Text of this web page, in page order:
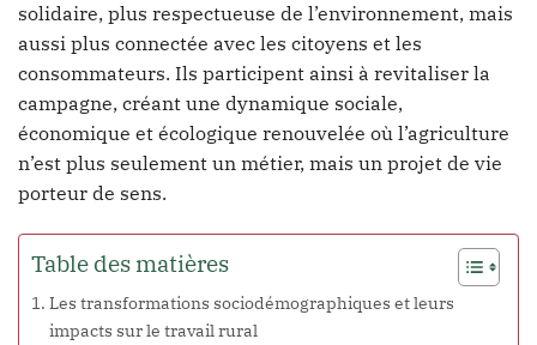
solidaire, plus respectueuse de l’environnement, mais
aussi plus connectée avec les citoyens et les
consommateurs. Ils participent ainsi à revitaliser la
campagne, créant une dynamique sociale,
économique et écologique renouvelée où l’agriculture
n’est plus seulement un métier, mais un projet de vie
porteur de sens.
Table des matières
Les transformations sociodémographiques et leurs
impacts sur le travail rural